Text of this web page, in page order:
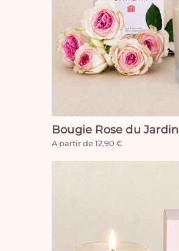
Bougie Rose du Jardin
A partir de 12,90 €